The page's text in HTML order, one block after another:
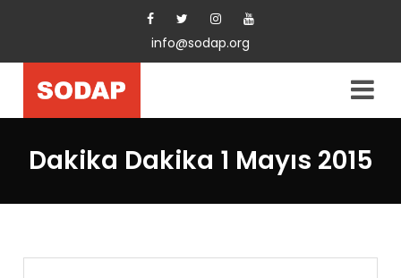
info@sodap.org
Dakika Dakika 1 Mayıs 2015